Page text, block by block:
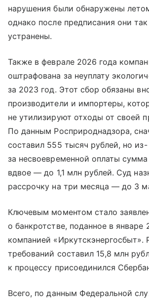
нарушения были обнаружены
однако после предписания они
устранены.
Также в феврале 2026 года
оштрафована за неуплату
за 2023 год. Этот сбор обязаны
производители и импортеры,
не утилизируют отходы от своей
По данным Росприроднадзора,
составил 555 тысяч рублей, но из-
за несвоевременной оплаты
вдвое — до 1,1 млн рублей. Суд
рассрочку на три месяца — до 3
Ключевым моментом стало
о банкротстве, поданное в январе
компанией «Иркутскэнергосбыт».
требований составил 15,8 млн
к процессу присоединился
Всего, по данным Федеральной